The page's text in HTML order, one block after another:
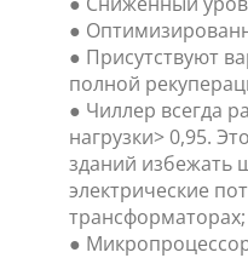
●
● Присутствуют
полной
● Чиллер всегда
нагрузки> 0,95.
зданий избежать
электрические
трансформаторах;
●